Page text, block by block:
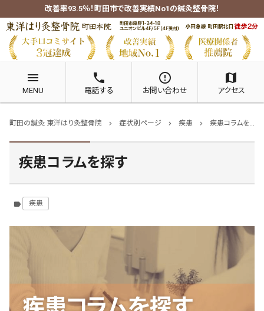
改善率93.5％！町田市で改善実績No1の鍼灸整骨院！
menu
MENU
phone
電話する
error_outline
お問い合わせ
map
アクセス
町田の鍼灸 東洋はり灸整骨院 chevron_right 症状別ページ chevron_right 疾患 chevron_right 疾患コラムを探す
疾患コラムを探す
label 疾患